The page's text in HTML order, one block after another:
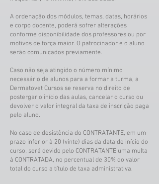
A ordenação dos módulos, temas, datas, horários
e corpo docente, poderá sofrer alterações
conforme disponibilidade dos professores ou por
motivos de força maior. O patrocinador e o aluno
serão comunicados previamente.
Caso não seja atingido o número mínimo
necessário de alunos para a formar a turma, a
Dermatovet Cursos se reserva no direito de
postergar o início das aulas, cancelar o curso ou
devolver o valor integral da taxa de inscrição paga
pelo aluno.
No caso de desistência do CONTRATANTE, em um
prazo inferior à 20 (vinte) dias da data de início do
curso, será devido pelo CONTRATANTE uma multa
à CONTRATADA, no percentual de 30% do valor
total do curso a título de taxa administrativa.